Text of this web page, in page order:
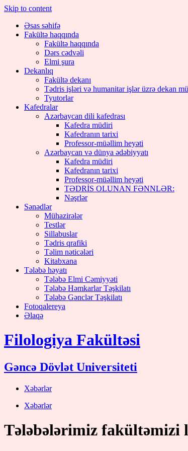
Skip to content
Əsas səhifə
Fakültə haqqında
Fakültə haqqında
Dərs cədvəli
Elmi şura
Dekanlıq
Fakültə dekanı
Tədris işləri və humanitar işlər üzrə dekan
Tyutorlar
Kafedralar
Azərbaycan dili kafedrası
Kafedra müdiri
Kafedranın tarixi
Professor-müəllim heyəti
Azərbaycan və dünya ədəbiyyatı
Kafedra müdiri
Kafedranın tarixi
Professor-müəllim heyəti
TƏDRİS OLUNAN FƏNNLƏR:
Nəşrlər
Sənədlər
Mühazirələr
Testlər
Sillabuslar
Tədris qrafiki
Təlim nəticələri
Kitabxana
Tələbə həyatı
Tələbə Elmi Cəmiyyəti
Tələbə Həmkarlar Təşkilatı
Tələbə Gənclər Təşkilatı
Fotoqalereya
Əlaqə
Filologiya Fakültəsi
Gəncə Dövlət Universiteti
Xəbərlər
Xəbərlər
Tələbələrimiz fakültəmizi